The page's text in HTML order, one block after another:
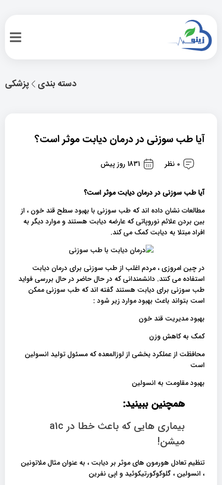
پزشکی دسته بندی
آیا طب سوزنی در درمان دیابت موثر است؟
0 نظر 1831 روز پیش
آیا طب سوزنی در درمان دیابت موثر است؟
مطالعات نشان داده اند که طب سوزنی با بهبود سطح قند خون ، از
بین بردن علائم نوروپاتی که عارضه دیابت هستند و موارد دیگر به
افراد مبتلا به دیابت کمک می کند.
در چین امروزی ، مردم اغلب از طب سوزنی برای درمان دیابت
استفاده می کنند. دانشمندانی که در حال حاضر در حال بررسی فواید
طب سوزنی برای دیابت هستند گفته اند که طب سوزنی ممکن
است بتواند باعث بهبود موارد زیر شود :
بهبود مدیریت قند خون
کمک به کاهش وزن
محافظت از عملکرد بخشی از لوزالمعده که مسئول تولید انسولین
است
بهبود مقاومت به انسولین
همچنین ببینید:
بیماری هایی که باعث خطا در a1c
میشن!
تنظیم تعادل هورمون های موثر بر دیابت ، به عنوان مثال ملاتونین
، انسولین ، گلوکوکورتیکوئید و اپی نفرین